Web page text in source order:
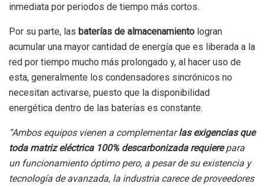
inmediata por periodos de tiempo más cortos.
Por su parte, las baterías de almacenamiento logran
acumular una mayor cantidad de energía que es liberada a la
red por tiempo mucho más prolongado y, al hacer uso de
esta, generalmente los condensadores sincrónicos no
necesitan activarse, puesto que la disponibilidad
energética dentro de las baterías es constante.
“Ambos equipos vienen a complementarlas exigencias que
toda matriz eléctrica 100% descarbonizada requierepara
un funcionamiento óptimo pero, a pesar de su existencia y
tecnología de avanzada, la industria carece de proveedores